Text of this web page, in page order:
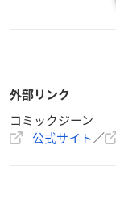
重ねて、この作品
作品情報
外部リンク
コミックジーン
公式サイト／